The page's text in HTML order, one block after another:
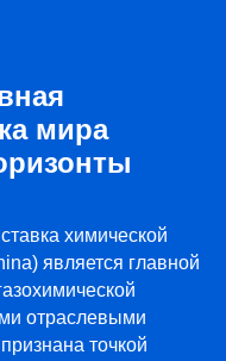
мира
химической
является главной
отраслевыми
точкой